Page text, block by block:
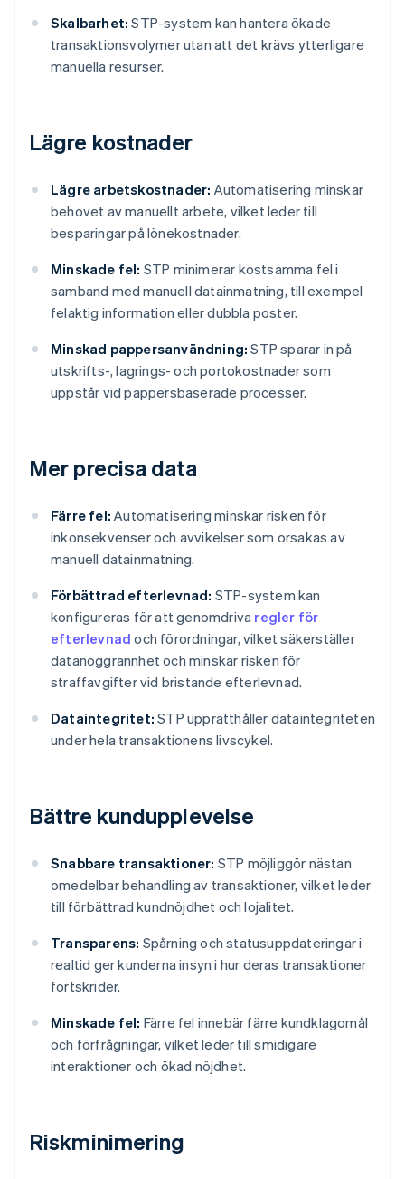
Skalbarhet: STP-system kan hantera ökade
transaktionsvolymer utan att det krävs ytterligare
manuella resurser.
Lägre kostnader
Lägre arbetskostnader: Automatisering minskar
behovet av manuellt arbete, vilket leder till
besparingar på lönekostnader.
Minskade fel: STP minimerar kostsamma fel i
samband med manuell datainmatning, till exempel
felaktig information eller dubbla poster.
Minskad pappersanvändning: STP sparar in på
utskrifts-, lagrings- och portokostnader som
uppstår vid pappersbaserade processer.
Mer precisa data
Färre fel: Automatisering minskar risken för
inkonsekvenser och avvikelser som orsakas av
manuell datainmatning.
Förbättrad efterlevnad: STP-system kan
konfigureras för att genomdriva regler för
efterlevnad och förordningar, vilket säkerställer
datanoggrannhet och minskar risken för
straffavgifter vid bristande efterlevnad.
Dataintegritet: STP upprätthåller dataintegriteten
under hela transaktionens livscykel.
Bättre kundupplevelse
Snabbare transaktioner: STP möjliggör nästan
omedelbar behandling av transaktioner, vilket leder
till förbättrad kundnöjdhet och lojalitet.
Transparens: Spårning och statusuppdateringar i
realtid ger kunderna insyn i hur deras transaktioner
fortskrider.
Minskade fel: Färre fel innebär färre kundklagomål
och förfrågningar, vilket leder till smidigare
interaktioner och ökad nöjdhet.
Riskminimering